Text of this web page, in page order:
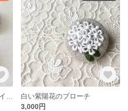
白い紫陽花のブローチ
3,000円